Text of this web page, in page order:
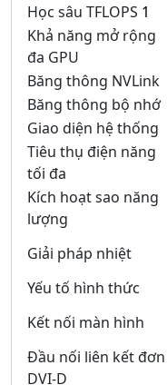
Học sâu TFLOPS 1
Khả năng mở rộng
đa GPU
Băng thông NVLink
Băng thông bộ nhớ
Giao diện hệ thống
Tiêu thụ điện năng
tối đa
Kích hoạt sao năng
lượng
Giải pháp nhiệt
Yếu tố hình thức
Kết nối màn hình
Đầu nối liên kết đơn
DVI-D